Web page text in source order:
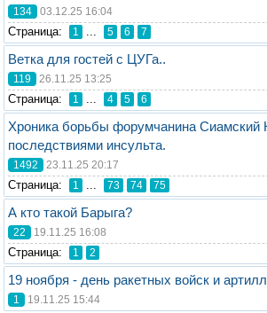
134 03.12.25 16:04
Стрaница: 1 5 6 7
Ветка для гостей с ЦУГа..
119 26.11.25 13:25
Стрaница: 1 4 5 6
Хроника борьбы форумчанина Сиамский
последствиями инсульта.
1492 23.11.25 20:17
Стрaница: 1 73 74 75
А кто такой Барыга?
22 19.11.25 16:08
Стрaница: 1 2
19 ноября - день ракетных войск и
1 19.11.25 15:44